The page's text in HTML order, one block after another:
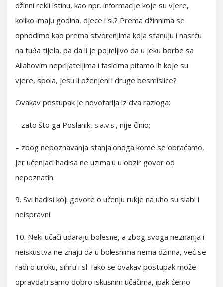
džinni rekli istinu, kao npr. informacije koje su vjere,
koliko imaju godina, djece i sl.? Prema džinnima se
ophodimo kao prema stvorenjima koja stanuju i nasrću
na tuða tijela, pa da li je pojmljivo da u jeku borbe sa
Allahovim neprijateljima i fasicima pitamo ih koje su
vjere, spola, jesu li oženjeni i druge besmislice?
Ovakav postupak je novotarija iz dva razloga:
– zato što ga Poslanik, s.a.v.s., nije činio;
– zbog nepoznavanja stanja onoga kome se obraćamo,
jer učenjaci hadisa ne uzimaju u obzir govor od
nepoznatih.
9. Svi hadisi koji govore o učenju rukje na uho su slabi i
neispravni.
10. Neki učači udaraju bolesne, a zbog svoga neznanja i
neiskustva ne znaju da u bolesnima nema džinna, već se
radi o uroku, sihru i sl. Iako se ovakav postupak može
opravdati samo dobro iskusnim učačima, ipak ćemo